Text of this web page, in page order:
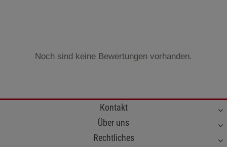
Noch sind keine Bewertungen vorhanden.
Kontakt
Über uns
Rechtliches